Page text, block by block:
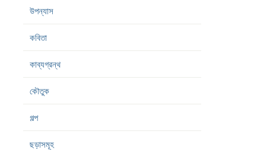
উপন্যাস
কবিতা
কাব্যগ্রন্থ
কৌতুক
গল্প
ছড়াসমূহ